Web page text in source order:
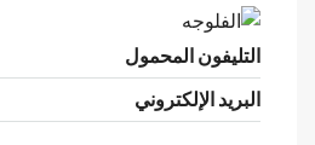
التليفون المحمول
البريد الإلكتروني